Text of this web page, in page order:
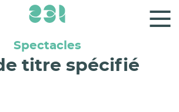
des cookies
Spectacles
titre spécifié